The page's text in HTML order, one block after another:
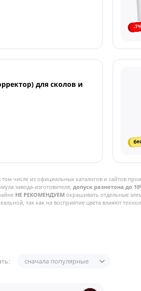
-
для сколов и
числе из официальных каталогов и сайтов
завода-изготовителя, допуск разнотона до
НЕ РЕКОМЕНДУЕМ окрашивать отдельные
так как на восприятие цвета влияют
сначала популярные